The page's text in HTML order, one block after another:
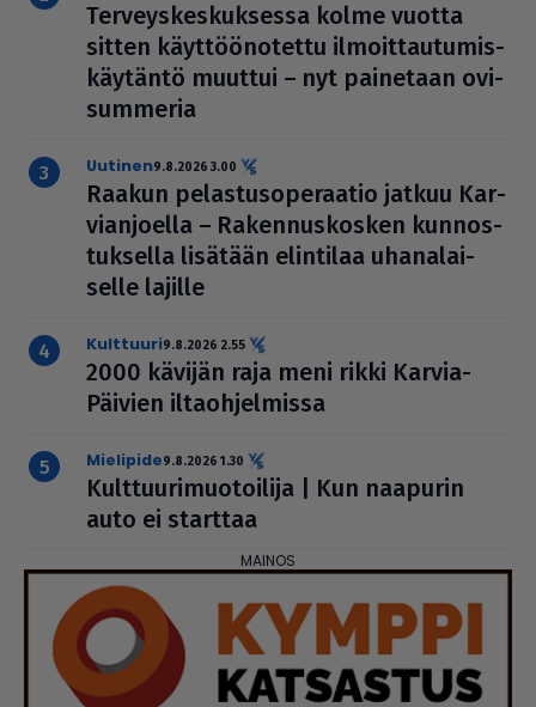
Ter­veys­kes­kuk­sessa kolme vuotta
sitten käyt­töö­no­tettu ilmoit­tau­tu­mis­
käy­täntö muuttui – nyt painetaan ovi­
sum­me­ria
uutinen9.8.2026 3.00
Raakun pelas­tu­so­pe­raa­tio jatkuu Kar­
vi­an­jo­ella – Raken­nus­kos­ken kun­nos­
tuk­sella lisätään elintilaa uha­na­lai­
selle lajille
kulttuuri9.8.2026 2.55
2000 kävijän raja meni rikki Karvia-
Päivien ilta­oh­jel­missa
mielipide9.8.2026 1.30
Kult­tuu­ri­muo­toi­lija | Kun naapurin
auto ei starttaa